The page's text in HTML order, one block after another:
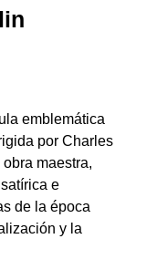
emblemática
por Charles
maestra,
e
de la época
y la